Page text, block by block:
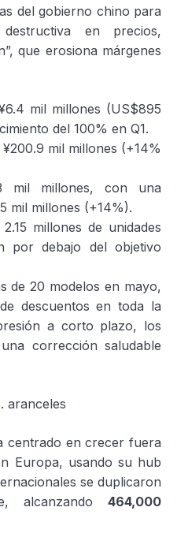
del gobierno chino para
en precios,
que erosiona márgenes
mil millones (US$895
del 100% en Q1.
¥200.9 mil millones (+14%
mil millones, con una
mil millones (+14%).
2.15 millones de unidades
por debajo del objetivo
de 20 modelos en mayo,
descuentos en toda la
a corto plazo, los
corrección saludable
aranceles
centrado en crecer fuera
Europa, usando su hub
se duplicaron
alcanzando 464,000